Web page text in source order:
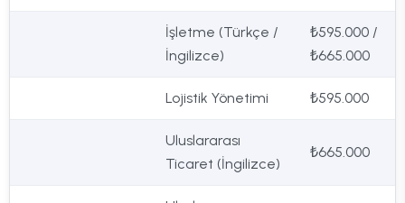
İşletme (Türkçe /
İngilizce)
₺595.000 /
₺665.000
Lojistik Yönetimi ₺595.000
Uluslararası
Ticaret (İngilizce)
₺665.000